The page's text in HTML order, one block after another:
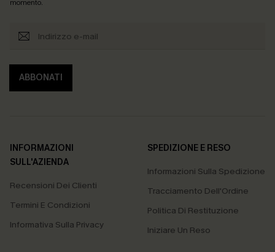
momento.
ABBONATI
INFORMAZIONI
SULL'AZIENDA
Recensioni Dei Clienti
Termini E Condizioni
Informativa Sulla Privacy
SPEDIZIONE E RESO
Informazioni Sulla Spedizione
Tracciamento Dell'Ordine
Politica Di Restituzione
Iniziare Un Reso